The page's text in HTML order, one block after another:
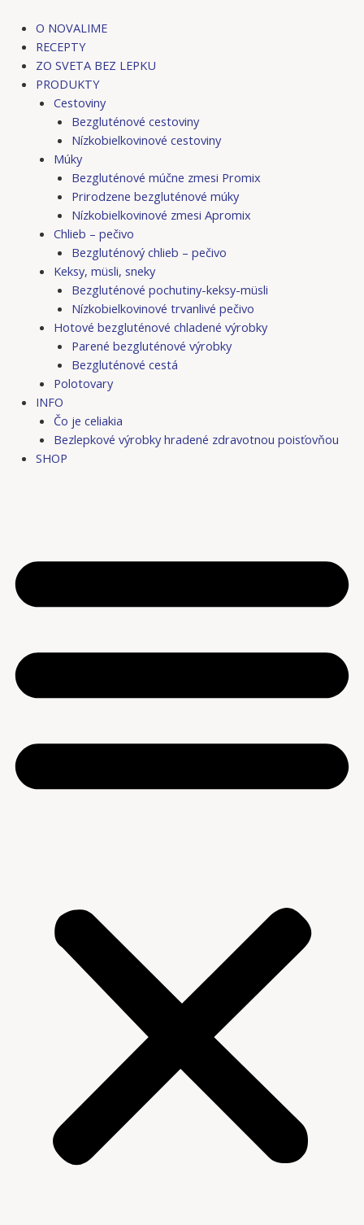
obsah
O NOVALIME
RECEPTY
ZO SVETA BEZ LEPKU
PRODUKTY
Cestoviny
Bezgluténové cestoviny
Nízkobielkovinové cestoviny
Múky
Bezgluténové múčne zmesi Promix
Prirodzene bezgluténové múky
Nízkobielkovinové zmesi Apromix
Chlieb – pečivo
Bezgluténový chlieb – pečivo
Keksy, müsli, sneky
Bezgluténové pochutiny-keksy-müsli
Nízkobielkovinové trvanlivé pečivo
Hotové bezgluténové chladené výrobky
Parené bezgluténové výrobky
Bezgluténové cestá
Polotovary
INFO
Čo je celiakia
Bezlepkové výrobky hradené zdravotnou poisťovňou
SHOP